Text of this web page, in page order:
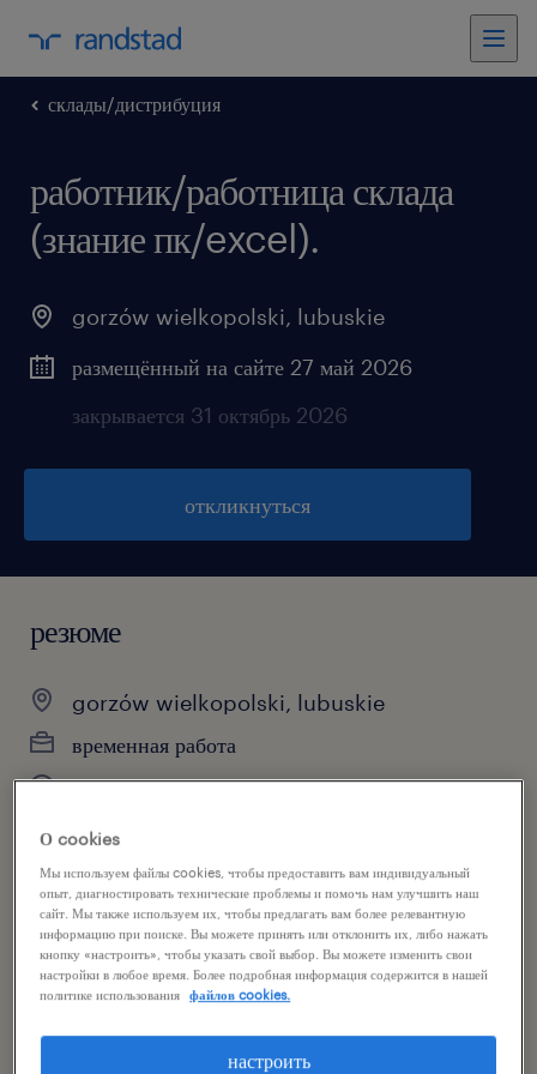
склады/дистрибуция
работник/работница склада
(знание пк/excel).
gorzów wielkopolski, lubuskie
размещённый на сайте 27 май 2026
закрывается 31 октябрь 2026
откликнуться
резюме
gorzów wielkopolski, lubuskie
временная работа
pełen etat
специальность
склады/дистрибуция
reference number
46928819
О cookies
Мы используем файлы cookies, чтобы предоставить вам индивидуальный
опыт, диагностировать технические проблемы и помочь нам улучшить наш
сайт. Мы также используем их, чтобы предлагать вам более релевантную
информацию при поиске. Вы можете принять или отклонить их, либо нажать
кнопку «настроить», чтобы указать свой выбор. Вы можете изменить свои
настройки в любое время. Более подробная информация содержится в нашей
политике использования
файлов cookies.
настроить